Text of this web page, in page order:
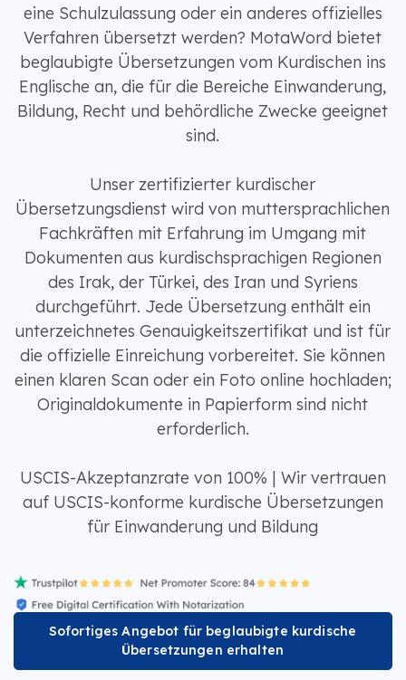
eine Schulzulassung oder ein anderes offizielles
Verfahren übersetzt werden? MotaWord bietet
beglaubigte Übersetzungen vom Kurdischen ins
Englische an, die für die Bereiche Einwanderung,
Bildung, Recht und behördliche Zwecke geeignet
sind.
Unser zertifizierter kurdischer
Übersetzungsdienst wird von muttersprachlichen
Fachkräften mit Erfahrung im Umgang mit
Dokumenten aus kurdischsprachigen Regionen
des Irak, der Türkei, des Iran und Syriens
durchgeführt. Jede Übersetzung enthält ein
unterzeichnetes Genauigkeitszertifikat und ist für
die offizielle Einreichung vorbereitet. Sie können
einen klaren Scan oder ein Foto online hochladen;
Originaldokumente in Papierform sind nicht
erforderlich.
USCIS-Akzeptanzrate von 100% | Wir vertrauen
auf USCIS-konforme kurdische Übersetzungen
für Einwanderung und Bildung
Sofortiges Angebot für beglaubigte kurdische
Übersetzungen erhalten